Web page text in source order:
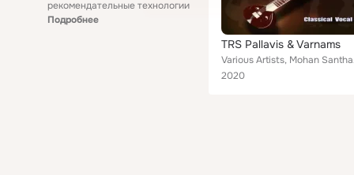
рекомендательные технологии
Подробнее
TRS Pallavis & Varnams
Various Artists,
2020